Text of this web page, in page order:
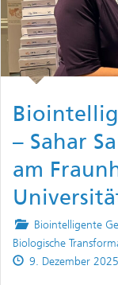
– Sahar
am
Posted
in
Biointelligente
Biologische
Published
9. Dezember 2025